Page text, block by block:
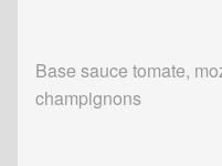
Base sauce tomate,
champignons